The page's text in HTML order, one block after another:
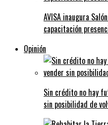
AVISA inaugura
capacitación
Opinión
Sin crédito no hay
sin posibilidad de